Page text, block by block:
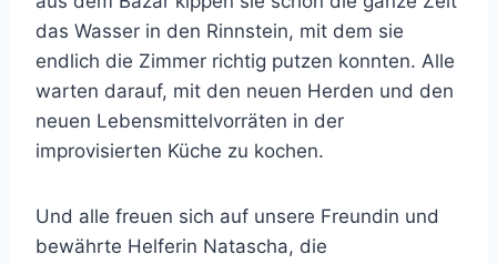
das Wasser in den Rinnstein, mit dem sie
endlich die Zimmer richtig putzen konnten. Alle
warten darauf, mit den neuen Herden und den
neuen Lebensmittelvorräten in der
improvisierten Küche zu kochen.
Und alle freuen sich auf unsere Freundin und
bewährte Helferin Natascha, die